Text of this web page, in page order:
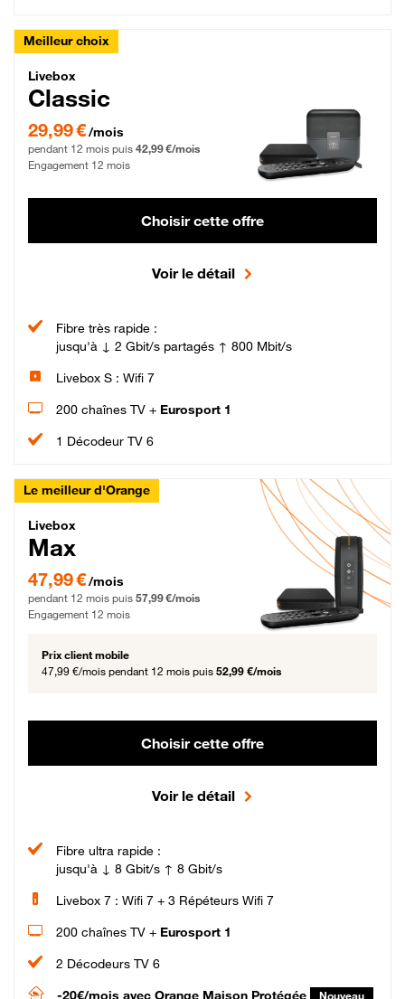
Meilleur choix
Livebox Classic Fibre
Livebox
Classic
29,99 € par mois pendant 12 mois puis 42,99 € par mois, Engagement 12 mois
29,99 €/mois
pendant 12 mois puis 42,99 €/mois
Engagement 12 mois
Choisir cette offre
Voir le détail
Fibre très rapide :
jusqu'à ↓ 2 Gbit/s partagés ↑ 800 Mbit/s
Livebox S : Wifi 7
200 chaînes TV + Eurosport 1
1 Décodeur TV 6
Le meilleur d'Orange
Livebox Max Fibre
Livebox
Max
47,99 € par mois pendant 12 mois puis 57,99 € par mois, Engagement 12 mois
47,99 €/mois
pendant 12 mois puis 57,99 €/mois
Engagement 12 mois
Prix client mobile
47,99 €/mois pendant 12 mois puis 52,99 €/mois
Choisir cette offre
Voir le détail
Fibre ultra rapide :
jusqu'à ↓ 8 Gbit/s ↑ 8 Gbit/s
Livebox 7 : Wifi 7 + 3 Répéteurs Wifi 7
200 chaînes TV + Eurosport 1
2 Décodeurs TV 6
-20€/mois avec Orange Maison Protégée Nouveau